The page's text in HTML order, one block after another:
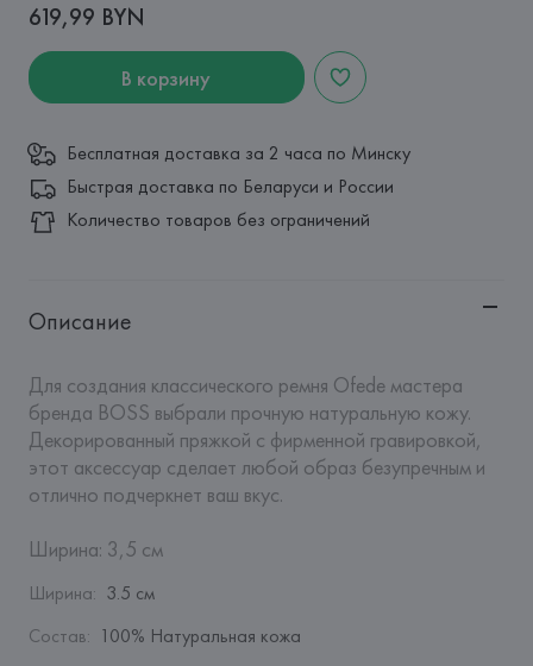
619,99 BYN
В корзину
Бесплатная доставка за 2 часа по Минску
Быстрая доставка по Беларуси и России
Количество товаров без ограничений
Описание
Для создания классического ремня Ofede мастера
бренда BOSS выбрали прочную натуральную кожу.
Декорированный пряжкой с фирменной гравировкой,
этот аксессуар сделает любой образ безупречным и
отлично подчеркнет ваш вкус.
Ширина: 3,5 см
Ширина: 3.5 см
Состав: 100% Натуральная кожа